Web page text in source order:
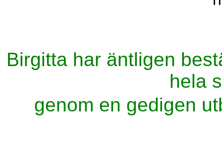
Birgitta har äntligen
hela
genom en gedigen